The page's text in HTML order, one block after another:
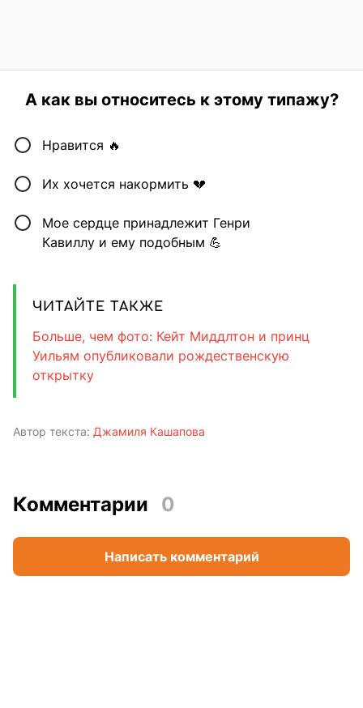
А как вы относитесь к этому типажу?
Нравится 🔥
Их хочется накормить 💔
Мое сердце принадлежит Генри
Кавиллу и ему подобным 💪
ЧИТАЙТЕ ТАКЖЕ
Больше, чем фото: Кейт Миддлтон и принц
Уильям опубликовали рождественскую
открытку
Автор текста: Джамиля Кашапова
Комментарии 0
Написать комментарий